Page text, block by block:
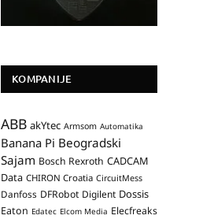
KOMPANIJE
ABB akYtec Armsom Automatika
Banana Pi Beogradski
Sajam Bosch Rexroth CADCAM
Data CHIRON Croatia CircuitMess
Danfoss DFRobot Digilent Dossis
Eaton Edatec Elcom Media Elecfreaks